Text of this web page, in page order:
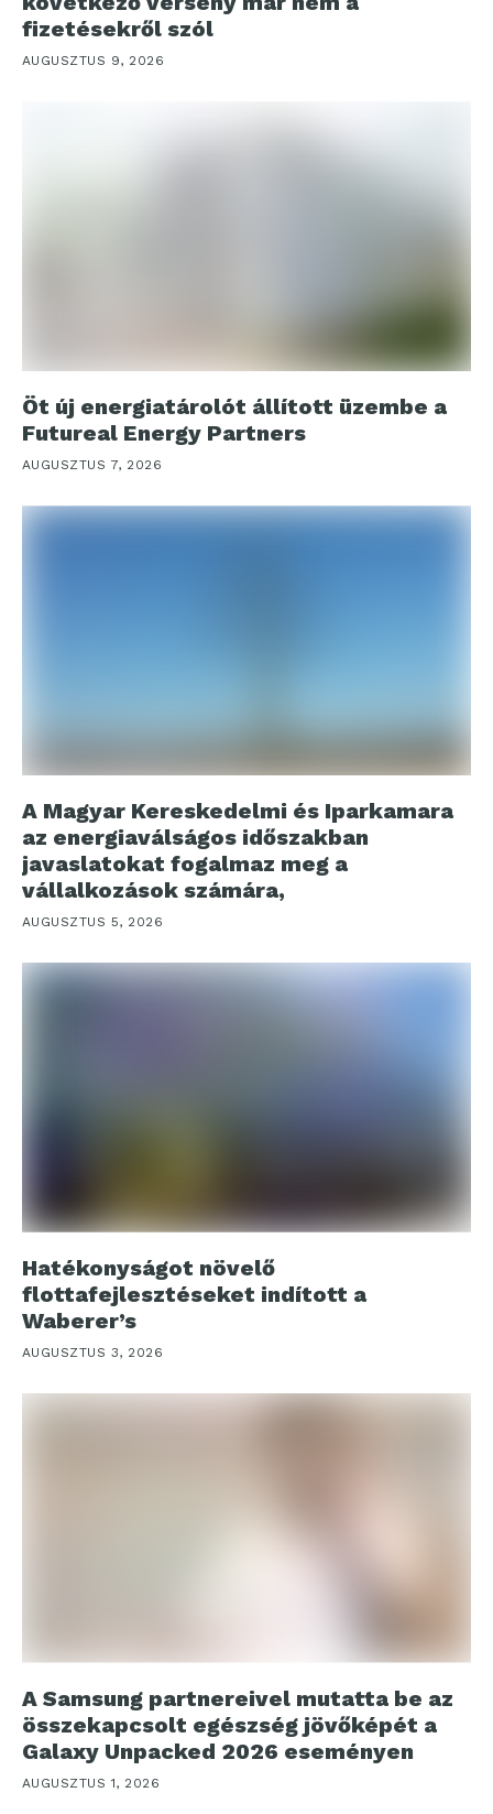
fizetésekről szól
AUGUSZTUS 9, 2026
Öt új energiatárolót állított üzembe a
Futureal Energy Partners
AUGUSZTUS 7, 2026
A Magyar Kereskedelmi és Iparkamara
az energiaválságos időszakban
javaslatokat fogalmaz meg a
vállalkozások számára,
AUGUSZTUS 5, 2026
Hatékonyságot növelő
flottafejlesztéseket indított a
Waberer’s
AUGUSZTUS 3, 2026
A Samsung partnereivel mutatta be az
összekapcsolt egészség jövőképét a
Galaxy Unpacked 2026 eseményen
AUGUSZTUS 1, 2026